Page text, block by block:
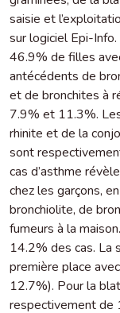
saisie et
sur logiciel Epi-
46.9% de filles
antécédents de
et de bronchites à
7.9% et 11.3%.
rhinite et de la
sont
cas d’asthme
chez les garçons,
bronchiolite, de
fumeurs à la
14.2% des cas. La
première place
12.7%). Pour la
respectivement de